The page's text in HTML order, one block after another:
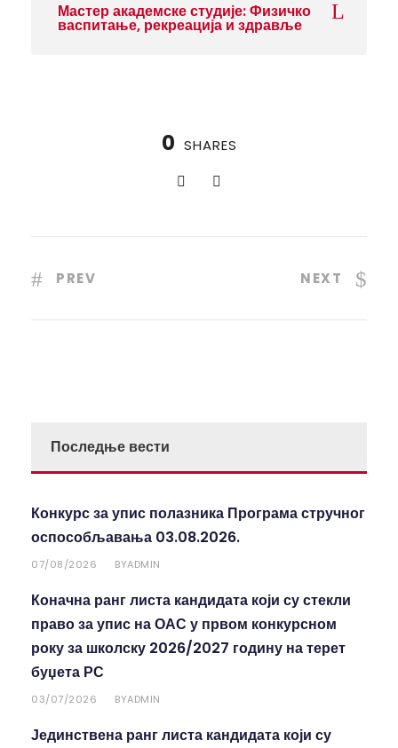
Мастер академске студије: Физичко
васпитање, рекреација и здравље
0 SHARES
PREV NEXT
Последње вести
Конкурс за упис полазника Програма стручног
оспособљавања 03.08.2026.
07/08/2026 BYADMIN
Коначна ранг листа кандидата који су стекли
право за упис на ОАС у првом конкурсном
року за школску 2026/2027 годину на терет
буџета РС
03/07/2026 BYADMIN
Јединствена ранг листа кандидата који су